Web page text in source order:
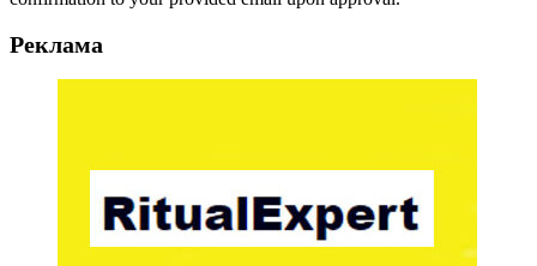
Реклама